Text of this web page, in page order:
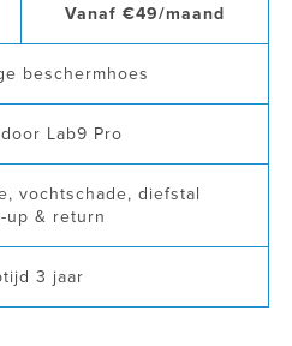
Vanaf €49/maand
beschermhoes
Lab9 Pro
vochtschade, diefstal
up & return
3 jaar